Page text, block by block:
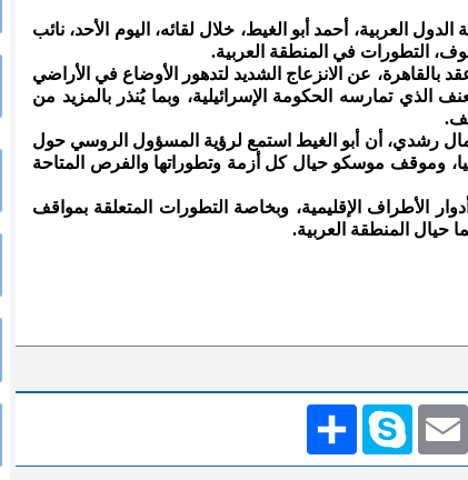
العربية، أحمد أبو الغيط، خلال لقائه، اليوم الأحد، نائب
التطورات في المنطقة العربية.
بالقاهرة، عن الانزعاج الشديد لتدهور الأوضاع في الأراضي
الذي تمارسه الحكومة الإسرائيلية، وبما يُنذر بالمزيد من
رشدي، أن أبو الغيط استمع لرؤية المسؤول الروسي حول
وموقف موسكو حيال كل أزمة وتطوراتها والفرص المتاحة
الأطراف الإقليمية، وبخاصة التطورات المتعلقة بمواقف
حيال المنطقة العربية.
انشر Skype Email